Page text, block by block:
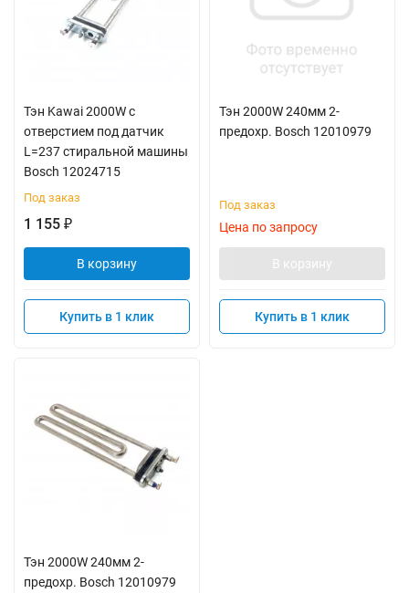
Тэн Kawai 2000W с
отверстием под датчик
L=237 стиральной машины
Bosch 12024715
Под заказ
1 155 ₽
В корзину
Купить в 1 клик
Тэн 2000W 240мм 2-
предохр. Bosch 12010979
Под заказ
Цена по запросу
В корзину
Купить в 1 клик
Тэн 2000W 240мм 2-
предохр. Bosch 12010979